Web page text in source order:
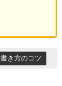
書き方のコツ